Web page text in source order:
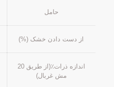
حامل
از دست دادن خشک (%)
اندازه ذرات٪(از طریق 20
مش غربال)